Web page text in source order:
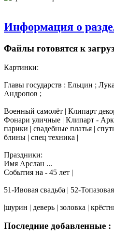
Информация о
Файлы готовятся к
Картинки:
Главы государств : Ельцин ;
Андропов ;
Военный самолёт | Клипарт
Фонари уличные | Клипарт -
парики | свадебные платья |
блины | спец техника |
Праздники:
Имя Арслан ...
События на - 45 лет |
51-Ивовая свадьба | 52-
|шурин | деверь | золовка |
Последние добавленные :